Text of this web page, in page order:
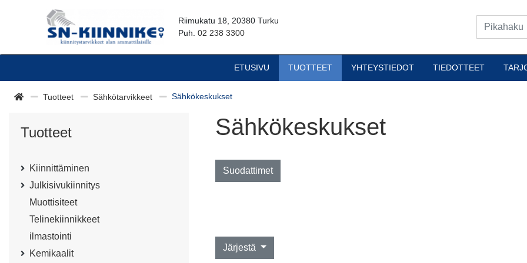
Riimukatu 18, 20380 Turku
Puh. 02 238 3300
ETUSIVU TUOTTEET YHTEYSTIEDOT TIEDOTTEET
Tuotteet Sähkötarvikkeet Sähkökeskukset
Tuotteet
Kiinnittäminen
Julkisivukiinnitys
Muottisiteet
Telinekiinnikkeet
ilmastointi
Kemikaalit
Sähkökeskukset
Suodattimet
Järjestä